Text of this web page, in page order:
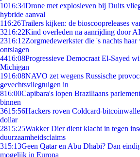
1016:34Drone met explosieven bij Duits
hybride aanval
116:26Trailers kijken: de bioscoopreleases
3216:22Kind overleden na aanrijding door
2316:12Zorgmedewerkster die 's nachts
ontslagen
4416:08Progressieve Democraat El-Sayed
Michigan
1916:08NAVO zet wegens Russische
gevechtsvliegtuigen in
816:00Capibara's lopen Braziliaans
binnen
3615:56Hackers roven Coldcard-
dollar
2815:25Wakker Dier dient klacht in tegen
duurzaamheidsclaims
315:13Geen Qatar en Abu Dhabi? Dan
mogelijk in Europa